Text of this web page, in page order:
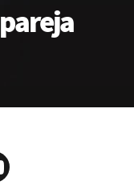
pareja